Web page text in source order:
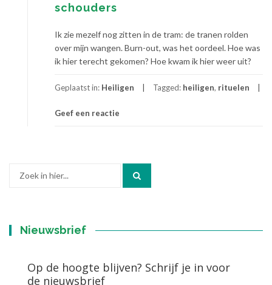
schouders
Ik zie mezelf nog zitten in de tram: de tranen rolden
over mijn wangen. Burn-out, was het oordeel. Hoe was
ik hier terecht gekomen? Hoe kwam ik hier weer uit?
Geplaatst in: Heiligen Tagged: heiligen, rituelen
Geef een reactie
Nieuwsbrief
Op de hoogte blijven? Schrijf je in voor
de nieuwsbrief